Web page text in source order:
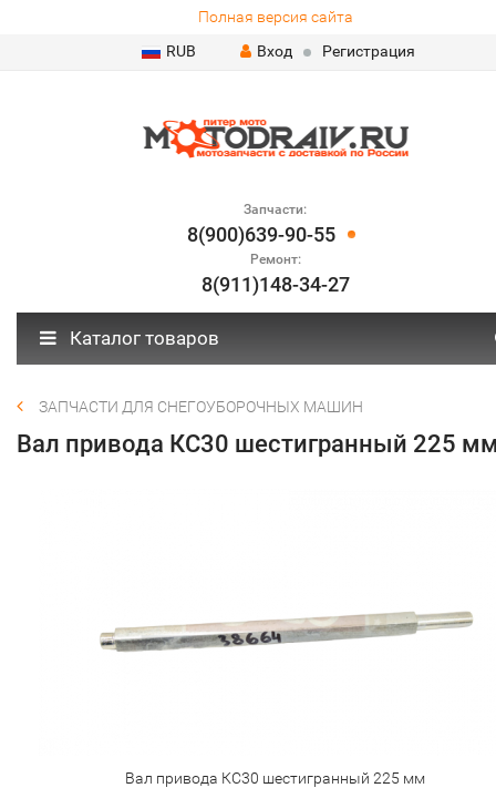
Полная версия сайта
RUB
Вход Регистрация
Запчасти:
8(900)639-90-55
Ремонт:
8(911)148-34-27
Каталог товаров
ЗАПЧАСТИ ДЛЯ СНЕГОУБОРОЧНЫХ МАШИН
Вал привода КС30 шестигранный 225
Вал привода КС30 шестигранный 225 мм